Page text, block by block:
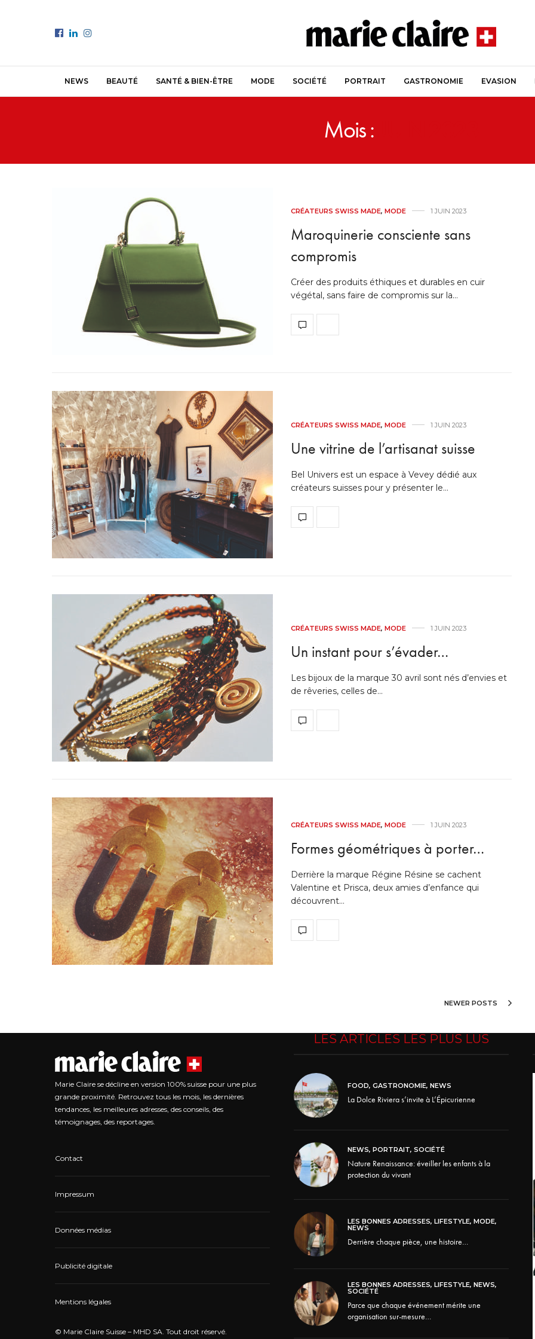
NEWS BEAUTÉ SANTÉ & BIEN-ÊTRE MODE SOCIÉTÉ PORTRAIT GASTRONOMIE EVASION
Mois :
CRÉATEURS SWISS MADE, MODE 1 JUIN 2023
Maroquinerie consciente sans
compromis
Créer des produits éthiques et durables en cuir
végétal, sans faire de compromis sur la…
CRÉATEURS SWISS MADE, MODE 1 JUIN 2023
Une vitrine de l’artisanat suisse
Bel Univers est un espace à Vevey dédié aux
créateurs suisses pour y présenter le…
CRÉATEURS SWISS MADE, MODE 1 JUIN 2023
Un instant pour s’évader…
Les bijoux de la marque 30 avril sont nés d’envies et
de rêveries, celles de…
CRÉATEURS SWISS MADE, MODE 1 JUIN 2023
Formes géométriques à porter…
Derrière la marque Régine Résine se cachent
Valentine et Prisca, deux amies d’enfance qui
découvrent…
NEWER POSTS
Marie Claire se décline en version 100% suisse pour une plus
grande proximité. Retrouvez tous les mois, les dernières
tendances, les meilleures adresses, des conseils, des
témoignages, des reportages.
Contact
Impressum
Données médias
Publicité digitale
Mentions légales
© Marie Claire Suisse – MHD SA. Tout droit réservé.
LES ARTICLES LES PLUS LUS
FOOD, GASTRONOMIE, NEWS
La Dolce Riviera s’invite à L’Épicurienne
NEWS, PORTRAIT, SOCIÉTÉ
Nature Renaissance: éveiller les enfants à la
protection du vivant
LES BONNES ADRESSES, LIFESTYLE, MODE,
NEWS
Derrière chaque pièce, une histoire…
LES BONNES ADRESSES, LIFESTYLE, NEWS,
SOCIÉTÉ
Parce que chaque événement mérite une
organisation sur-mesure…